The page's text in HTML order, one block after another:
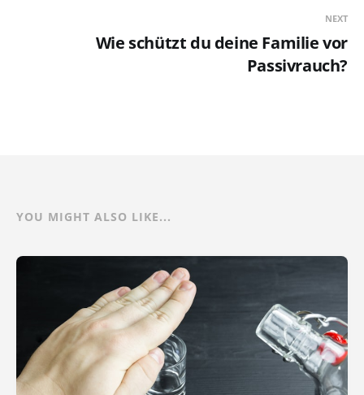
NEXT
Wie schützt du deine Familie vor
Passivrauch?
YOU MIGHT ALSO LIKE...